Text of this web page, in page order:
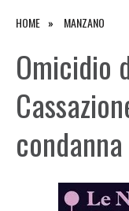
HOME MANZANO
Omicidio